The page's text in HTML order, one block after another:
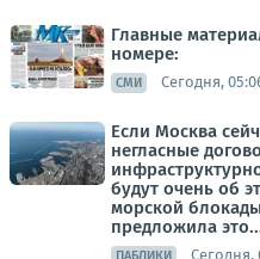
Главные
номере:
СМИ Сегодня,
Если Москва
негласные
будут очень об
морской
предложила
ПАБЛИКИ Сегодня,